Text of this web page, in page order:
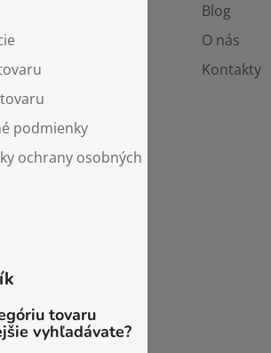
podmienky
ochrany osobných
Blog
O nás
Kontakty
tovaru
vyhľadávate?